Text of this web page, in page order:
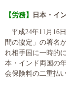
【労務】 日本・イ
平成24年11 月 16
間の協定」の署名
れ相手国に一時的
本・インド両国の
会保険料の二重払